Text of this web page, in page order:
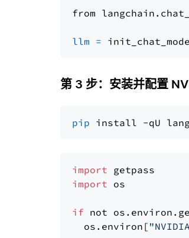
from
llm =
第 3 步：安装并配置
pip
import
import os
if not
  os.environ[